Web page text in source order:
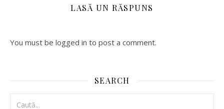
LASĂ UN RĂSPUNS
You must be logged in to post a comment.
SEARCH